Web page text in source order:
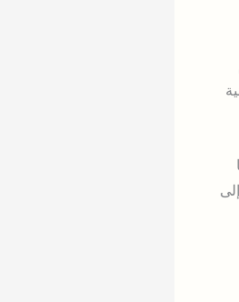
منذ عام 2021. وتضاعفت الأندية الخاصة والأكاديميات في عام واحد — من 88 إلى